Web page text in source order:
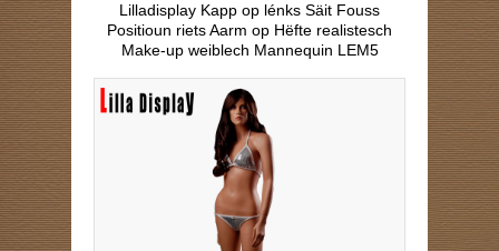
Lilladisplay Kapp op lénks Säit Fouss
Positioun riets Aarm op Hëfte realistesch
Make-up weiblech Mannequin LEM5